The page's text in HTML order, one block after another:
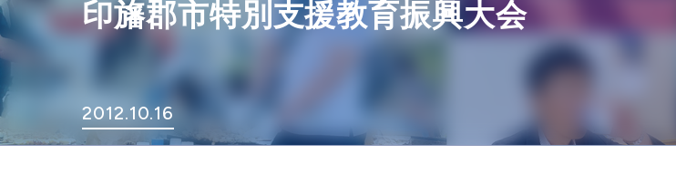
印旛郡市特別支援教育振興大会
2012.10.16